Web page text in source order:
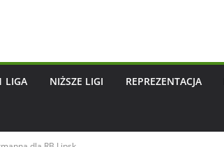
LIGA NIŻSZE LIGI REPREZENTACJA